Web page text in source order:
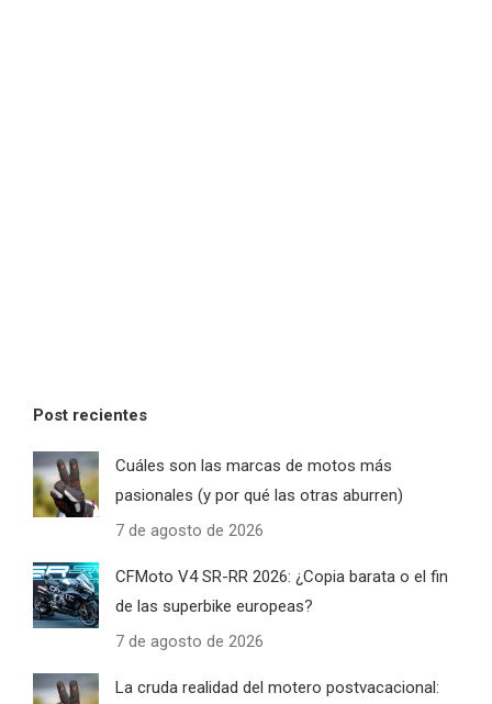
Post recientes
Cuáles son las marcas de motos más
pasionales (y por qué las otras aburren)
7 de agosto de 2026
CFMoto V4 SR-RR 2026: ¿Copia barata o el fin
de las superbike europeas?
7 de agosto de 2026
La cruda realidad del motero postvacacional: